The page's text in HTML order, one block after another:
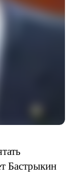
Бастрыкин